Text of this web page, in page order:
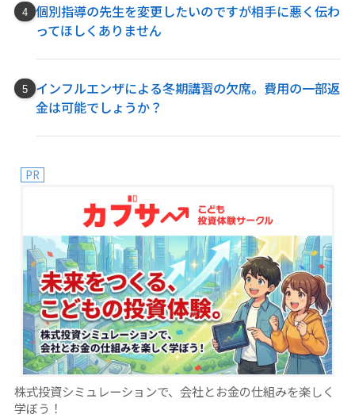
個別指導の先生を変更したいのですが相手に悪く伝わ
ってほしくありません
インフルエンザによる冬期講習の欠席。費用の一部返
金は可能でしょうか？
PR
株式投資シミュレーションで、会社とお金の仕組みを楽しく
学ぼう！